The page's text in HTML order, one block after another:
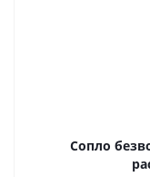
Сопло